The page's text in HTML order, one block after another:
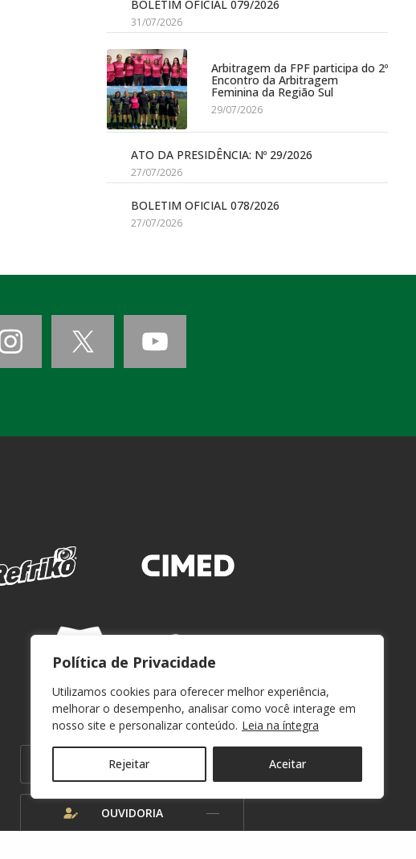
Política de Privacidade
Utilizamos cookies para oferecer melhor experiência,
melhorar o desempenho, analisar como você interage em
nosso site e personalizar conteúdo. Leia na íntegra
Rejeitar Aceitar
BOLETIM OFICIAL 079/2026
31/07/2026
Arbitragem da FPF participa do 2º
Encontro da Arbitragem
Feminina da Região Sul
29/07/2026
ATO DA PRESIDÊNCIA: Nº 29/2026
27/07/2026
BOLETIM OFICIAL 078/2026
27/07/2026
WEBMAIL
OUVIDORIA